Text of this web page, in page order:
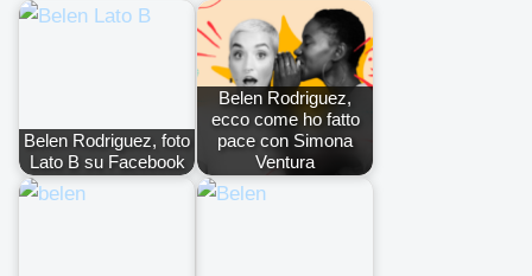
Belen Rodriguez, foto
Lato B su Facebook
Belen Rodriguez,
ecco come ho fatto
pace con Simona
Ventura